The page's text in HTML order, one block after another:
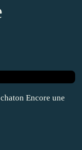
Encore une